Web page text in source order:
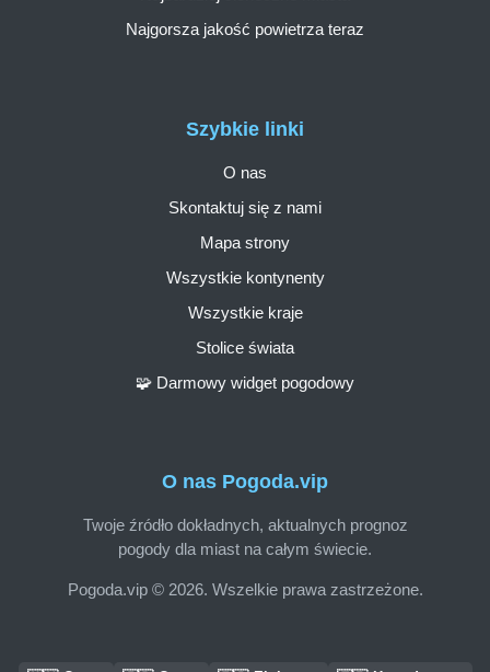
O nas Pogoda.vip
Twoje źródło dokładnych, aktualnych prognoz
pogody dla miast na całym świecie.
Pogoda.vip © 2026. Wszelkie prawa zastrzeżone.
Szybkie linki
O nas
Skontaktuj się z nami
Mapa strony
Wszystkie kontynenty
Wszystkie kraje
Stolice świata
🧩 Darmowy widget pogodowy
Najgorsza jakość powietrza teraz